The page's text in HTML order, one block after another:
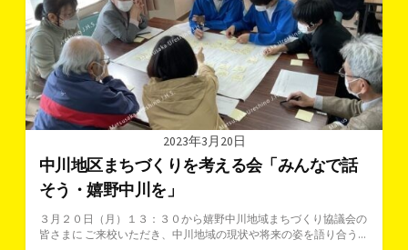
2023年3月20日
中川地区まちづくりを考える会「みんなで話
そう・嬉野中川を」
３月２０日（月）１３：３０から嬉野中川地域まちづくり協議会の
皆さまに ご来校いただき、中川地域の現状や将来の姿を語り合う...